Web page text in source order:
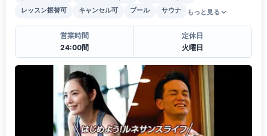
レッスン振替可
キャンセル可 プール サウナ もっと見る
営業時間
24:00間
定休日
火曜日